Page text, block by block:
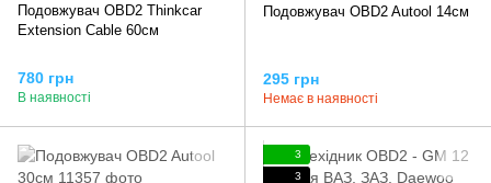
Подовжувач OBD2 Thinkcar
Extension Cable 60см
780 грн
В наявності
Подовжувач OBD2 Autool 14см
295 грн
Немає в наявності
3
3